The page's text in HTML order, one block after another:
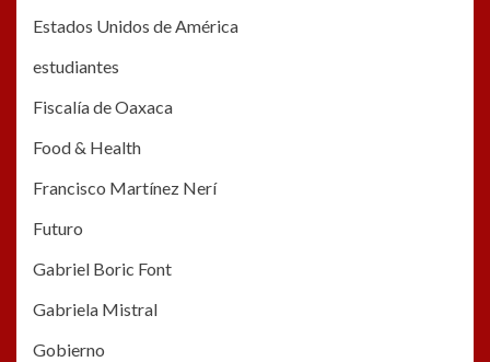
Estados Unidos de América
estudiantes
Fiscalía de Oaxaca
Food & Health
Francisco Martínez Nerí
Futuro
Gabriel Boric Font
Gabriela Mistral
Gobierno